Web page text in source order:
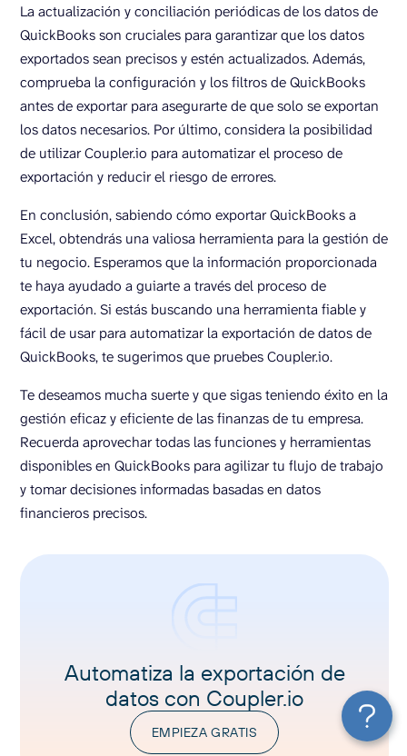
La actualización y conciliación periódicas de los datos de
QuickBooks son cruciales para garantizar que los datos
exportados sean precisos y estén actualizados. Además,
comprueba la configuración y los filtros de QuickBooks
antes de exportar para asegurarte de que solo se exportan
los datos necesarios. Por último, considera la posibilidad
de utilizar Coupler.io para automatizar el proceso de
exportación y reducir el riesgo de errores.
En conclusión, sabiendo cómo exportar QuickBooks a
Excel, obtendrás una valiosa herramienta para la gestión de
tu negocio. Esperamos que la información proporcionada
te haya ayudado a guiarte a través del proceso de
exportación. Si estás buscando una herramienta fiable y
fácil de usar para automatizar la exportación de datos de
QuickBooks, te sugerimos que pruebes Coupler.io.
Te deseamos mucha suerte y que sigas teniendo éxito en la
gestión eficaz y eficiente de las finanzas de tu empresa.
Recuerda aprovechar todas las funciones y herramientas
disponibles en QuickBooks para agilizar tu flujo de trabajo
y tomar decisiones informadas basadas en datos
financieros precisos.
Automatiza la exportación de
datos con Coupler.io
EMPIEZA GRATIS